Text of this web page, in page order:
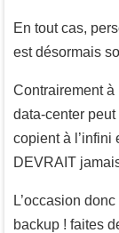
En tout cas,
est désormais
Contrairement à
data-center
copient à l’infini
DEVRAIT
L’occasion
backup ! faites